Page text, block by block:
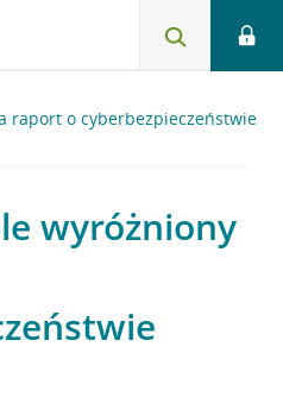
raport o cyberbezpieczeństwie
wyróżniony